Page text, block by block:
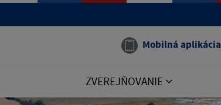
Mobilná aplikácia
ZVEREJŇOVANIE